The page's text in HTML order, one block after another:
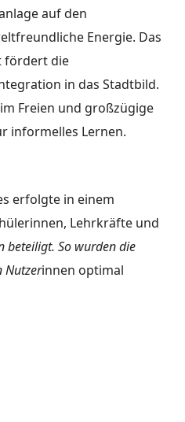
auf den
Energie. Das
fördert die
in das Stadtbild.
Freien und großzügige
informelles Lernen.
erfolgte in einem
Lehrkräfte und
beteiligt. So wurden die
Nutzerinnen optimal